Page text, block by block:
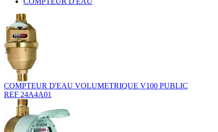
COMPTEUR D'EAU VOLUMETRIQUE V100 PUBLIC
REF 24A4A01